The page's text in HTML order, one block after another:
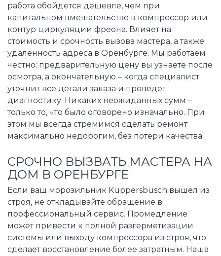
работа обойдется дешевле, чем при
капитальном вмешательстве в компрессор или
контур циркуляции фреона. Влияет на
стоимость и срочность вызова мастера, а также
удаленность адреса в Оренбурге. Мы работаем
честно: предварительную цену вы узнаете после
осмотра, а окончательную – когда специалист
уточнит все детали заказа и проведет
диагностику. Никаких неожиданных сумм –
только то, что было оговорено изначально. При
этом мы всегда стремимся сделать ремонт
максимально недорогим, без потери качества.
СРОЧНО ВЫЗВАТЬ МАСТЕРА НА
ДОМ В ОРЕНБУРГЕ
Если ваш морозильник Kuppersbusch вышел из
строя, не откладывайте обращение в
профессиональный сервис. Промедление
может привести к полной разгерметизации
системы или выходу компрессора из строя, что
сделает восстановление более затратным. Наша